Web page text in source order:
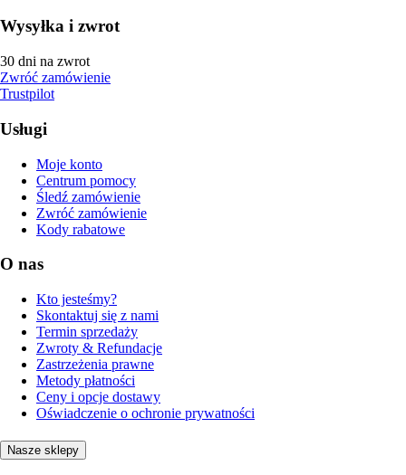
Wysyłka i zwrot
30 dni na zwrot
Zwróć zamówienie
Trustpilot
Usługi
Moje konto
Centrum pomocy
Śledź zamówienie
Zwróć zamówienie
Kody rabatowe
O nas
Kto jesteśmy?
Skontaktuj się z nami
Termin sprzedaży
Zwroty & Refundacje
Zastrzeżenia prawne
Metody płatności
Ceny i opcje dostawy
Oświadczenie o ochronie prywatności
Nasze sklepy